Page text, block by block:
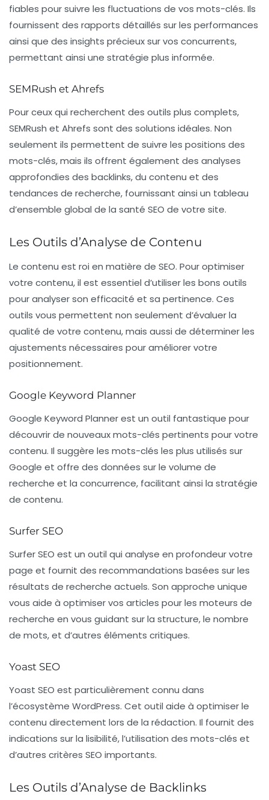
fiables pour suivre les fluctuations de vos mots-clés. Ils
fournissent des rapports détaillés sur les performances
ainsi que des insights précieux sur vos concurrents,
permettant ainsi une stratégie plus informée.
SEMRush et Ahrefs
Pour ceux qui recherchent des outils plus complets,
SEMRush et Ahrefs sont des solutions idéales. Non
seulement ils permettent de suivre les positions des
mots-clés, mais ils offrent également des analyses
approfondies des backlinks, du contenu et des
tendances de recherche, fournissant ainsi un tableau
d’ensemble global de la santé SEO de votre site.
Les Outils d’Analyse de Contenu
Le contenu est roi en matière de SEO. Pour optimiser
votre contenu, il est essentiel d’utiliser les bons outils
pour analyser son efficacité et sa pertinence. Ces
outils vous permettent non seulement d’évaluer la
qualité de votre contenu, mais aussi de déterminer les
ajustements nécessaires pour améliorer votre
positionnement.
Google Keyword Planner
Google Keyword Plannerest un outil fantastique pour
découvrir de nouveaux mots-clés pertinents pour votre
contenu. Il suggère les mots-clés les plus utilisés sur
Google et offre des données sur le volume de
recherche et la concurrence, facilitant ainsi la stratégie
de contenu.
Surfer SEO
Surfer SEO est un outil qui analyse en profondeur votre
page et fournit des recommandations basées sur les
résultats de recherche actuels. Son approche unique
vous aide à optimiser vos articles pour les moteurs de
recherche en vous guidant sur la structure, le nombre
de mots, et d’autres éléments critiques.
Yoast SEO
Yoast SEO est particulièrement connu dans
l’écosystème WordPress. Cet outil aide à optimiser le
contenu directement lors de la rédaction. Il fournit des
indications sur la lisibilité, l’utilisation des mots-clés et
d’autres critères SEO importants.
Les Outils d’Analyse de Backlinks